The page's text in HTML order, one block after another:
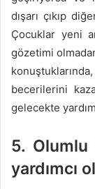
dışarı çıkıp
Çocuklar yeni
gözetimi
becerilerini
gelecekte
5.
yardımcı